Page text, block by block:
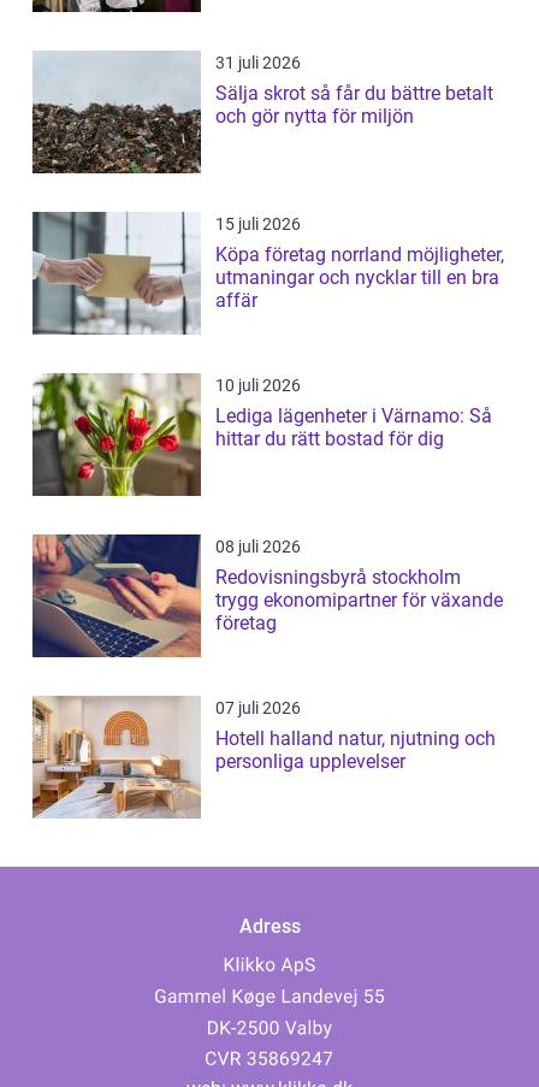
31 juli 2026
Sälja skrot så får du bättre betalt
och gör nytta för miljön
15 juli 2026
Köpa företag norrland möjligheter,
utmaningar och nycklar till en bra
affär
10 juli 2026
Lediga lägenheter i Värnamo: Så
hittar du rätt bostad för dig
08 juli 2026
Redovisningsbyrå stockholm
trygg ekonomipartner för växande
företag
07 juli 2026
Hotell halland natur, njutning och
personliga upplevelser
Adress